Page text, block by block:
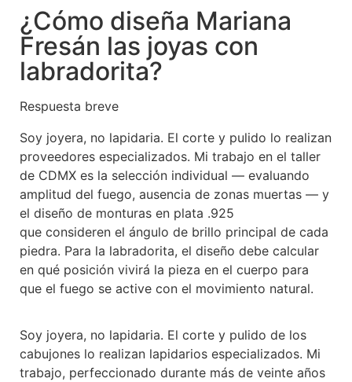
¿Cómo diseña Mariana
Fresán las joyas con
labradorita?
Respuesta breve
Soy joyera, no lapidaria. El corte y pulido lo realizan
proveedores especializados. Mi trabajo en el taller
de CDMX es la selección individual — evaluando
amplitud del fuego, ausencia de zonas muertas — y
el diseño de monturas en plata .925
que consideren el ángulo de brillo principal de cada
piedra. Para la labradorita, el diseño debe calcular
en qué posición vivirá la pieza en el cuerpo para
que el fuego se active con el movimiento natural.
Soy joyera, no lapidaria. El corte y pulido de los
cabujones lo realizan lapidarios especializados. Mi
trabajo, perfeccionado durante más de veinte años